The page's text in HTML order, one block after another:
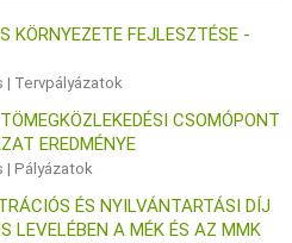
KÖRNYEZETE FEJLESZTÉSE -
| Tervpályázatok
CSOMÓPONT
EREDMÉNYE
|Pályázatok
ÉS NYILVÁNTARTÁSI DÍJ
LEVELÉBEN A MÉK ÉS AZ MMK